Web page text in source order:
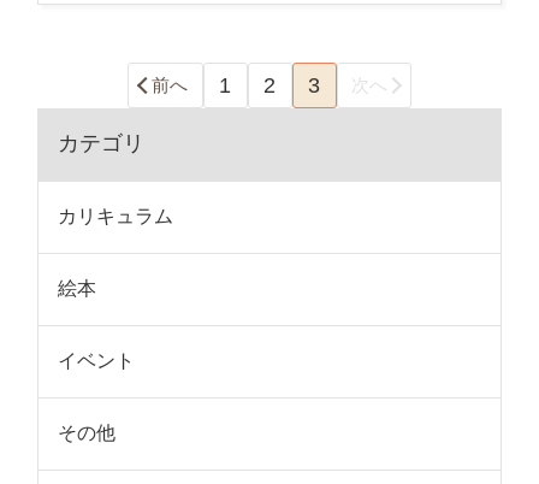
前へ 1 2 3 次へ
カテゴリ
カリキュラム
絵本
イベント
その他